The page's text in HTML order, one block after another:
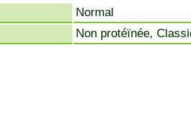
Normal
Non protéïnée,